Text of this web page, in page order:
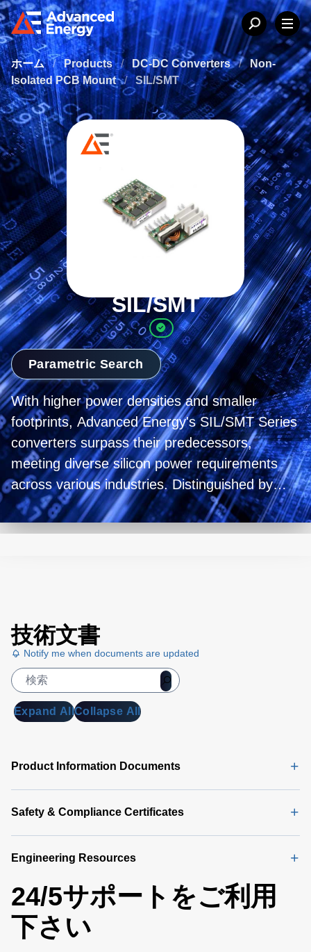
ホーム / Products / DC-DC Converters /
Non-
Isolated PCB Mount / SIL/SMT
SIL/SMT
Parametric Search
With higher power densities and smaller
footprints, Advanced Energy's SIL/SMT Series
converters surpass their predecessors,
meeting diverse silicon power requirements
across various industries. Distinguished by
their exceptional value, efficiency, and output
voltage adjustability, these converters
技術文書
Notify me when documents are updated
Expand AllCollapse All
Product Information Documents
Safety & Compliance Certificates
Engineering Resources
24/5サポートをご利用
下さい